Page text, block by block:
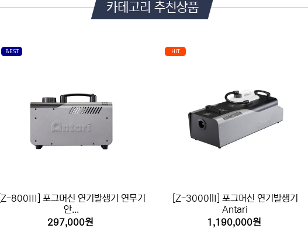
Z-3000III
FT-100
M-7X
카테고리 추천상품
BEST
[Z-800III] 포그머신 연기발생기 연무기
안...
297,000원
HIT
[Z-3000llI] 포그머신 연기발생기
Antari
1,190,000원